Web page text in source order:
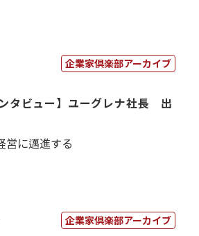
企業家倶楽部アーカイブ
ンタビュー】ユーグレナ社長 出
営に邁進する
企業家倶楽部アーカイブ